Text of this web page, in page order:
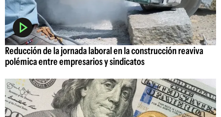
Reducción de la jornada laboral en la construcción reaviva
polémica entre empresarios y sindicatos